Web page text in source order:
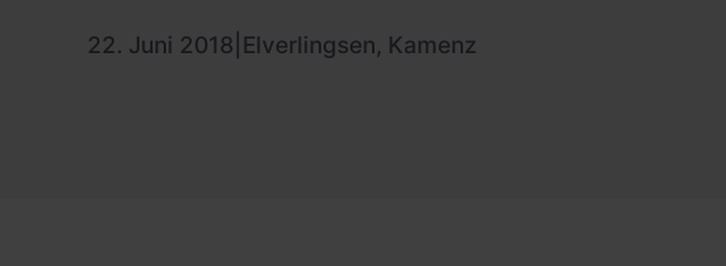
22. Juni 2018 Elverlingsen, Kamenz